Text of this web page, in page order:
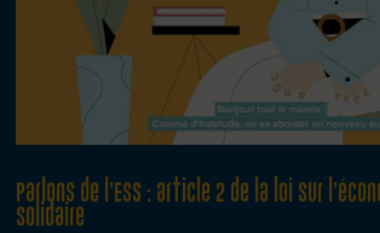
Parlons de l’ESS : article 2 de la loi sur
solidaire